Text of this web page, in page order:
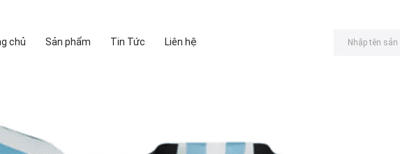
chủ Sản phẩm Tin Tức Liên hệ